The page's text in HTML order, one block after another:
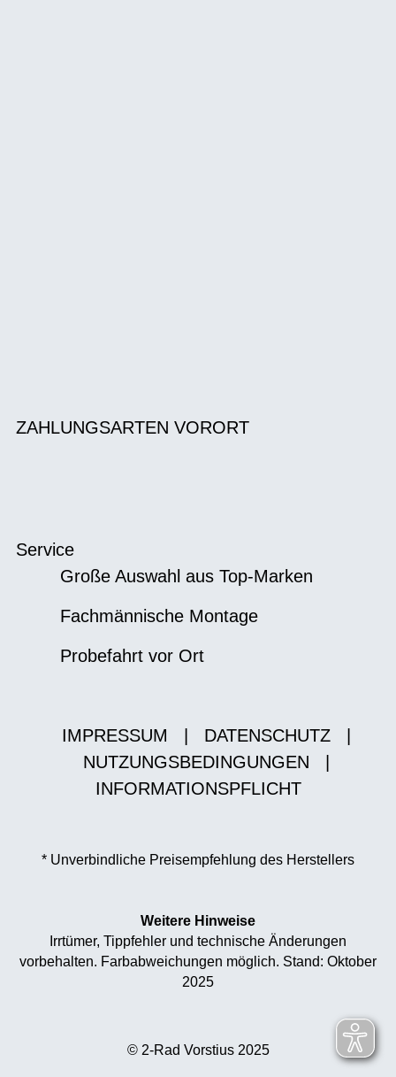
ZAHLUNGSARTEN VORORT
Service
Große Auswahl aus Top-Marken
Fachmännische Montage
Probefahrt vor Ort
IMPRESSUM DATENSCHUTZ
NUTZUNGSBEDINGUNGEN
INFORMATIONSPFLICHT
* Unverbindliche Preisempfehlung des Herstellers
Weitere Hinweise
Irrtümer, Tippfehler und technische Änderungen
vorbehalten. Farbabweichungen möglich. Stand: Oktober
2025
© 2-Rad Vorstius 2025